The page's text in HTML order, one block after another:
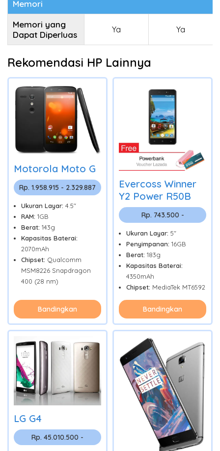
Memori
Memori yang
Dapat Diperluas
Ya Ya
Rekomendasi HP Lainnya
Motorola Moto G
Rp. 1.958.915 - 2.329.887
Ukuran Layar: 4.5"
RAM: 1GB
Berat: 143g
Kapasitas Baterai:
2070mAh
Chipset: Qualcomm
MSM8226 Snapdragon
400 (28 nm)
Bandingkan
Evercoss Winner
Y2 Power R50B
Rp. 743.500 -
Ukuran Layar: 5"
Penyimpanan: 16GB
Berat: 183g
Kapasitas Baterai:
4350mAh
Chipset: MediaTek MT6592
Bandingkan
LG G4
Rp. 45.010.500 -